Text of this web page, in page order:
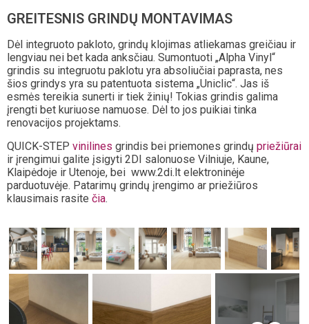
GREITESNIS GRINDŲ MONTAVIMAS
Dėl integruoto pakloto, grindų klojimas atliekamas greičiau ir
lengviau nei bet kada anksčiau. Sumontuoti „Alpha Vinyl“
grindis su integruotu paklotu yra absoliučiai paprasta, nes
šios grindys yra su patentuota sistema „Uniclic“. Jas iš
esmės tereikia sunerti ir tiek žinių! Tokias grindis galima
įrengti bet kuriuose namuose. Dėl to jos puikiai tinka
renovacijos projektams.
QUICK-STEP vinilines grindis bei priemones grindų priežiūrai
ir įrengimui galite įsigyti 2DI salonuose Vilniuje, Kaune,
Klaipėdoje ir Utenoje, bei www.2di.lt elektroninėje
parduotuvėje. Patarimų grindų įrengimo ar priežiūros
klausimais rasite čia.